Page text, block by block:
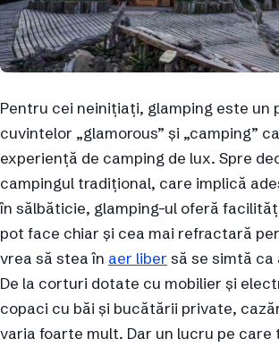
Pentru cei neinițiați, glamping este un
cuvintelor „glamorous” și „camping”
experiență de camping de lux. Spre
campingul tradițional, care implică
în sălbăticie, glamping-ul oferă
pot face chiar și cea mai refractară
vrea să stea în aer libersă se simtă
De la corturi dotate cu mobilier și
copaci cu băi și bucătării private,
varia foarte mult. Dar un lucru pe care